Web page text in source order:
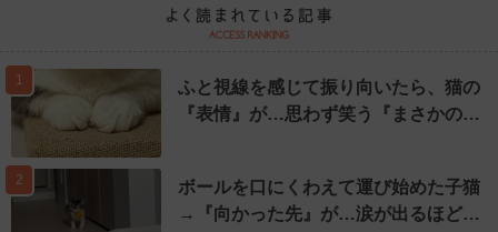
1
ふと視線を感じて振り向いたら、猫の
『表情』が…思わず笑う『まさかの…
2
ボールを口にくわえて運び始めた子猫
→『向かった先』が…涙が出るほど…